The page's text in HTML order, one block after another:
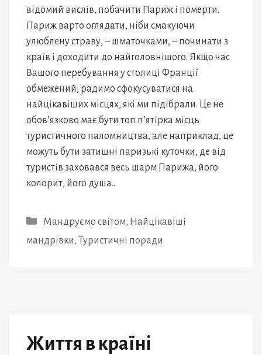
відомий вислів, побачити Париж і померти.
Париж варто оглядати, ніби смакуючи
улюблену страву, – шматочками, – починати з
країв і доходити до найголовнішого. Якщо час
Вашого перебування у столиці Франції
обмежений, радимо сфокусуватися на
найцікавіших місцях, які ми підібрали. Це не
обов’язково має бути топ п’ятірка місць
туристичного паломництва, але наприклад, це
можуть бути затишні паризькі куточки, де від
туристів заховався весь шарм Парижа, його
колорит, його душа..
Категорії
Мандруємо світом, Найцікавіші
мандрівки, Туристичні поради
Життя в країні